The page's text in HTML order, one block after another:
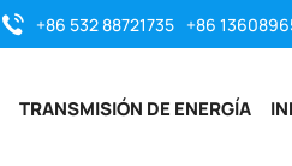
+86 532 88721735 +86
TRANSMISIÓN DE ENERGÍA